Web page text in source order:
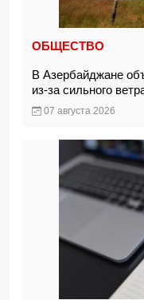
ОБЩЕСТВО
В Азербайджане
из-за сильного
07 августа 2026